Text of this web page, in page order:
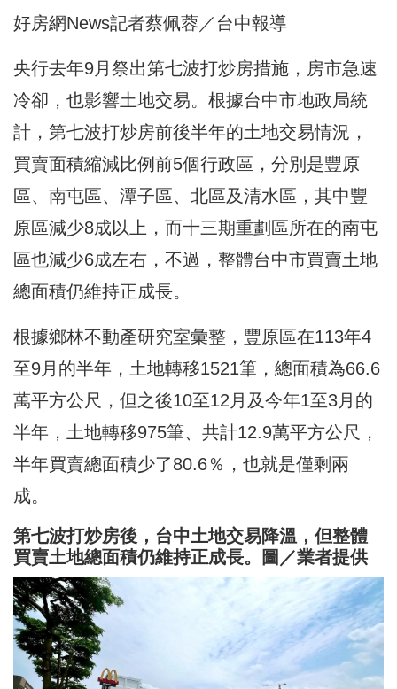
好房網News記者蔡佩蓉／台中報導
央行去年9月祭出第七波打炒房措施，房市急速
冷卻，也影響土地交易。根據台中市地政局統
計，第七波打炒房前後半年的土地交易情況，
買賣面積縮減比例前5個行政區，分別是豐原
區、南屯區、潭子區、北區及清水區，其中豐
原區減少8成以上，而十三期重劃區所在的南屯
區也減少6成左右，不過，整體台中市買賣土地
總面積仍維持正成長。
根據鄉林不動產研究室彙整，豐原區在113年4
至9月的半年，土地轉移1521筆，總面積為66.6
萬平方公尺，但之後10至12月及今年1至3月的
半年，土地轉移975筆、共計12.9萬平方公尺，
半年買賣總面積少了80.6％，也就是僅剩兩
成。
第七波打炒房後，台中土地交易降溫，但整體
買賣土地總面積仍維持正成長。圖／業者提供